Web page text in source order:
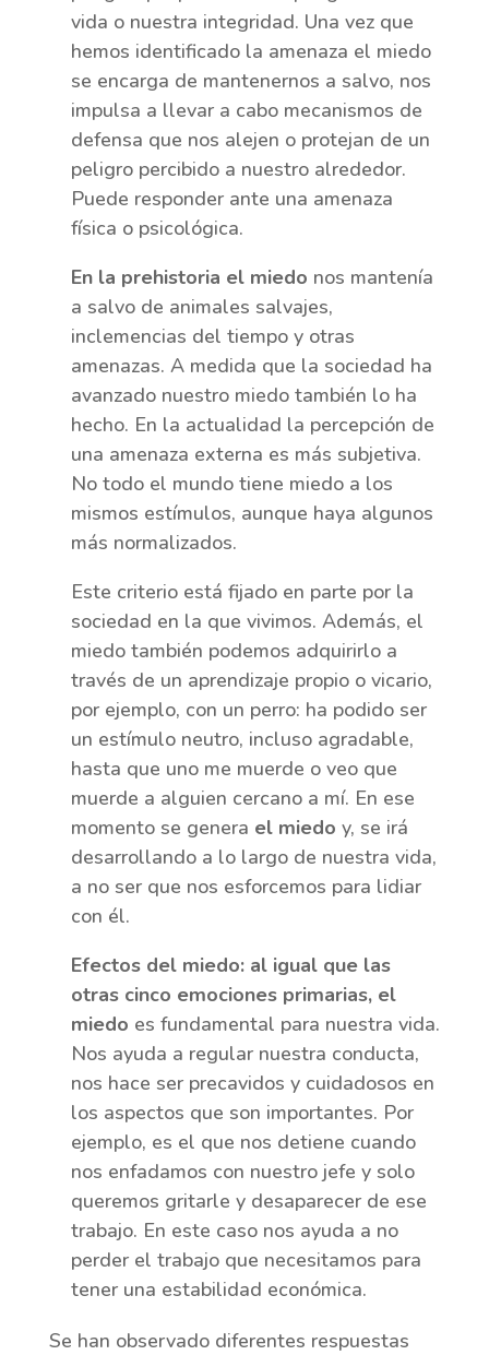
vida o nuestra integridad. Una vez que
hemos identificado la amenaza el miedo
se encarga de mantenernos a salvo, nos
impulsa a llevar a cabo mecanismos de
defensa que nos alejen o protejan de un
peligro percibido a nuestro alrededor.
Puede responder ante una amenaza
física o psicológica.
En la prehistoria el miedo nos mantenía
a salvo de animales salvajes,
inclemencias del tiempo y otras
amenazas. A medida que la sociedad ha
avanzado nuestro miedo también lo ha
hecho. En la actualidad la percepción de
una amenaza externa es más subjetiva.
No todo el mundo tiene miedo a los
mismos estímulos, aunque haya algunos
más normalizados.
Este criterio está fijado en parte por la
sociedad en la que vivimos. Además, el
miedo también podemos adquirirlo a
través de un aprendizaje propio o vicario,
por ejemplo, con un perro: ha podido ser
un estímulo neutro, incluso agradable,
hasta que uno me muerde o veo que
muerde a alguien cercano a mí. En ese
momento se genera el miedo y, se irá
desarrollando a lo largo de nuestra vida,
a no ser que nos esforcemos para lidiar
con él.
Efectos del miedo: al igual que las
otras cinco emociones primarias, el
miedo es fundamental para nuestra vida.
Nos ayuda a regular nuestra conducta,
nos hace ser precavidos y cuidadosos en
los aspectos que son importantes. Por
ejemplo, es el que nos detiene cuando
nos enfadamos con nuestro jefe y solo
queremos gritarle y desaparecer de ese
trabajo. En este caso nos ayuda a no
perder el trabajo que necesitamos para
tener una estabilidad económica.
Se han observado diferentes respuestas